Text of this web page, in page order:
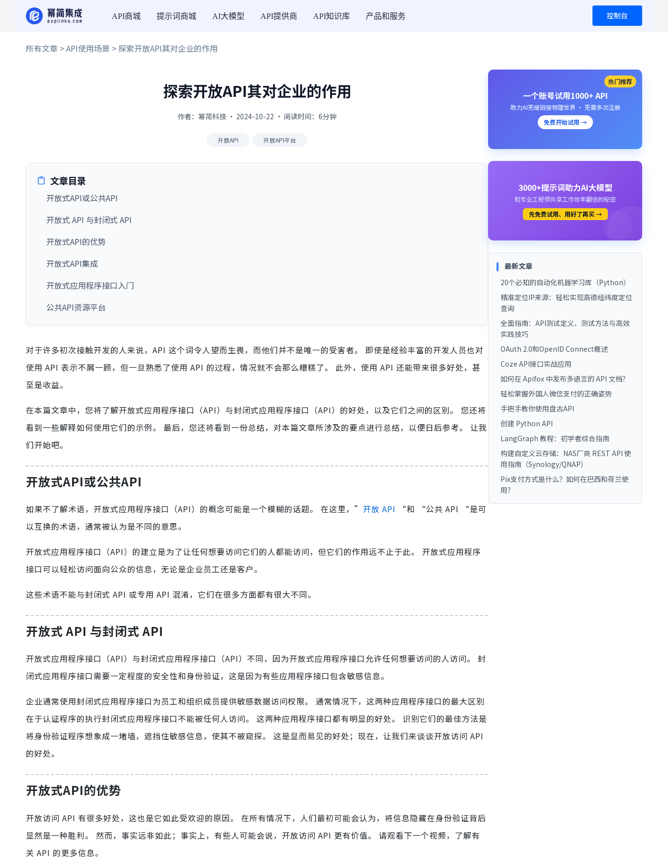
API商城 提示词商城 AI大模型 API提供商 API知识库 产品和服务 控制台
所有文章 >API使用场景 > 探索开放API其对企业的作用
探索开放API其对企业的作用
作者：幂简科技 · 2024-10-22 · 阅读时间：6分钟
开放API 开放API平台
文章目录
开放式API或公共API
开放式 API 与封闭式 API
开放式API的优势
开放式API集成
开放式应用程序接口入门
公共API资源平台
对于许多初次接触开发的人来说，API 这个词令人望而生畏，而他们并不是唯一的受害者。 即使是经验丰富的开发人员也对
使用 API 表示不屑一顾，但一旦熟悉了使用 API 的过程，情况就不会那么糟糕了。 此外，使用 API 还能带来很多好处，甚
至是收益。
在本篇文章中，您将了解开放式应用程序接口（API）与封闭式应用程序接口（API）的好处，以及它们之间的区别。 您还将
看到一些解释如何使用它们的示例。 最后，您还将看到一份总结，对本篇文章所涉及的要点进行总结，以便日后参考。 让我
们开始吧。
开放式API或公共API
如果不了解术语，开放式应用程序接口（API）的概念可能是一个模糊的话题。 在这里，” 开放 API
“和 “公共 API “是可
以互换的术语，通常被认为是不同的意思。
开放式应用程序接口（API）的建立是为了让任何想要访问它们的人都能访问，但它们的作用远不止于此。 开放式应用程序
接口可以轻松访问面向公众的信息，无论是企业员工还是客户。
这些术语不能与封闭式 API 或专用 API 混淆，它们在很多方面都有很大不同。
开放式 API 与封闭式 API
开放式应用程序接口（API）与封闭式应用程序接口（API）不同，因为开放式应用程序接口允许任何想要访问的人访问。 封
闭式应用程序接口需要一定程度的安全性和身份验证，这是因为有些应用程序接口包含敏感信息。
企业通常使用封闭式应用程序接口为员工和组织成员提供敏感数据访问权限。 通常情况下，这两种应用程序接口的最大区别
在于认证程序的执行封闭式应用程序接口不能被任何人访问。 这两种应用程序接口都有明显的好处。 识别它们的最佳方法是
将身份验证程序想象成一堵墙，遮挡住敏感信息，使其不被窥探。 这是显而易见的好处；现在，让我们来谈谈开放访问 API
的好处。
开放式API的优势
开放访问 API 有很多好处，这也是它如此受欢迎的原因。 在所有情况下，人们最初可能会认为，将信息隐藏在身份验证背后
显然是一种胜利。 然而，事实远非如此；事实上，有些人可能会说，开放访问 API 更有价值。 请观看下一个视频，了解有
关 API 的更多信息。
热门推荐
一个账号试用1000+ API
助力AI无缝链接物理世界 · 无需多次注册
免费开始试用 →
3000+提示词助力AI大模型
和专业工程师共享工作效率翻倍的秘密
先免费试用、用好了再买 →
最新文章
20个必知的自动化机器学习库（Python）
精准定位IP来源：轻松实现高德经纬度定位
查询
全面指南：API测试定义、测试方法与高效
实践技巧
OAuth 2.0和OpenID Connect概述
Coze API接口实战应用
如何在 Apifox 中发布多语言的 API 文档？
轻松掌握外国人微信支付的正确姿势
手把手教你使用盘古API
创建 Python API
LangGraph 教程：初学者综合指南
构建自定义云存储：NAS厂商 REST API 使
用指南（Synology/QNAP）
Pix支付方式是什么？如何在巴西和荷兰使
用？